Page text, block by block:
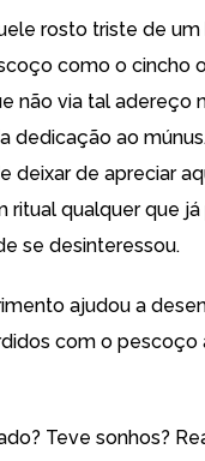
rosto triste de
como o cincho
não via tal adereço
dedicação ao
deixar de apreciar
ritual qualquer que
se desinteressou.
ajudou a
com o pescoço
Teve sonhos?